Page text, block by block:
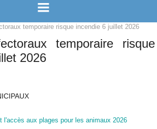
temporaire risque incendie 6 juillet 2026
temporaire risque
2026
l'accès aux plages pour les animaux 2026